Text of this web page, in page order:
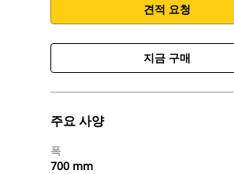
견적 요청
지금 구매
주요 사양
폭
700 mm